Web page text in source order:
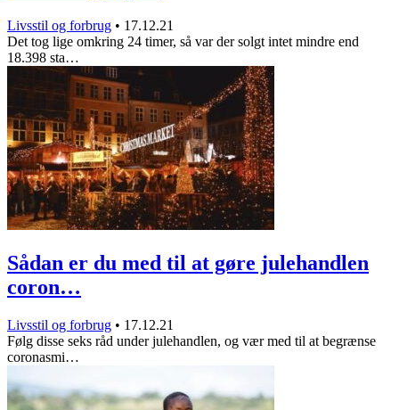
Livsstil og forbrug • 17.12.21
Det tog lige omkring 24 timer, så var der solgt intet mindre end
18.398 sta…
Sådan er du med til at gøre julehandlen
coron…
Livsstil og forbrug • 17.12.21
Følg disse seks råd under julehandlen, og vær med til at begrænse
coronasmi…